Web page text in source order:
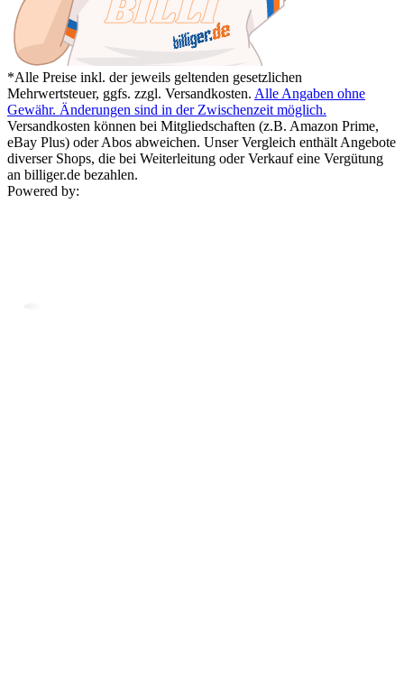
*Alle Preise inkl. der jeweils geltenden gesetzlichen
Mehrwertsteuer, ggfs. zzgl. Versandkosten. Alle Angaben ohne
Gewähr. Änderungen sind in der Zwischenzeit möglich.
Versandkosten können bei Mitgliedschaften (z.B. Amazon Prime,
eBay Plus) oder Abos abweichen. Unser Vergleich enthält Angebote
diverser Shops, die bei Weiterleitung oder Verkauf eine Vergütung
an billiger.de bezahlen.
Powered by: